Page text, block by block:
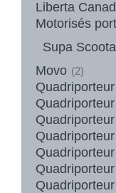
Liberta
Motorisés
Supa Scoota
Movo (2)